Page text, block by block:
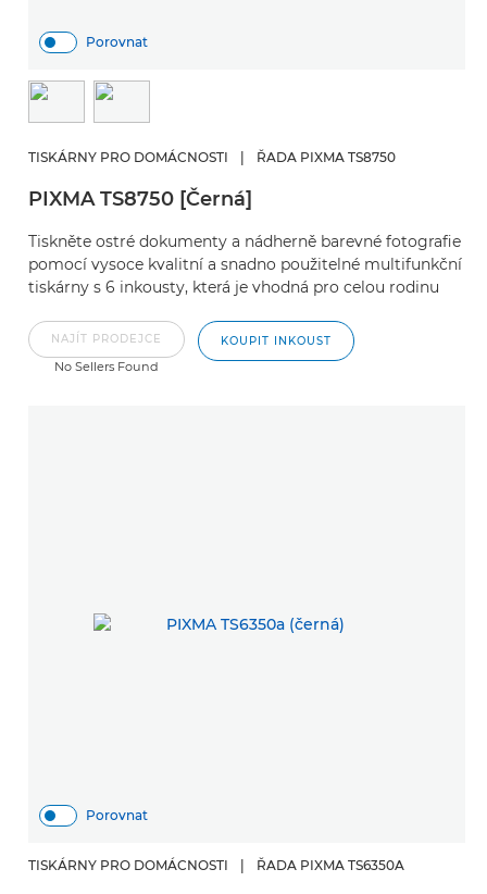
Porovnat
TISKÁRNY PRO DOMÁCNOSTI ŘADA PIXMA TS8750
PIXMA TS8750 [Černá]
Tiskněte ostré dokumenty a nádherně barevné fotografie
pomocí vysoce kvalitní a snadno použitelné multifunkční
tiskárny s 6 inkousty, která je vhodná pro celou rodinu
NAJÍT PRODEJCE
No Sellers Found
KOUPIT INKOUST
Porovnat
TISKÁRNY PRO DOMÁCNOSTI ŘADA PIXMA TS6350A